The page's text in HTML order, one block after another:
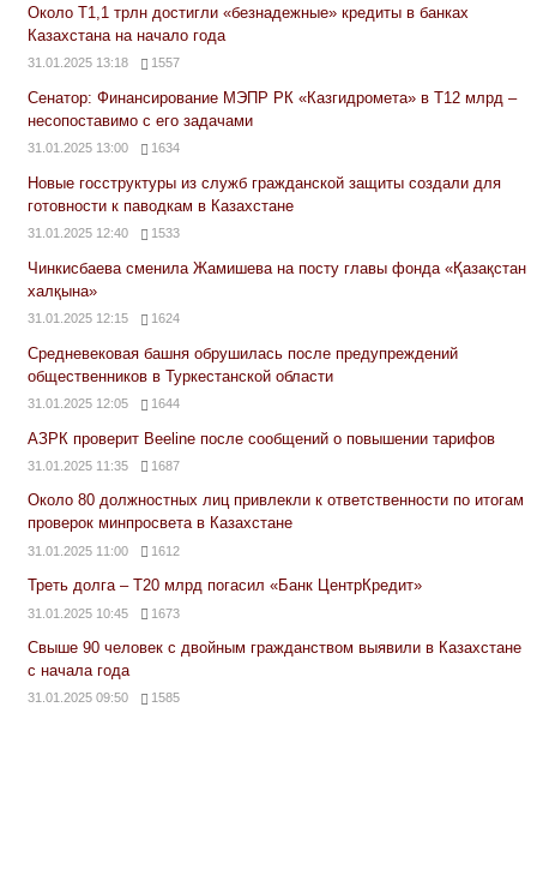
Около Т1,1 трлн достигли «безнадежные» кредиты в банках
Казахстана на начало года
31.01.2025 13:18 1557
Сенатор: Финансирование МЭПР РК «Казгидромета» в Т12 млрд –
несопоставимо с его задачами
31.01.2025 13:00 1634
Новые госструктуры из служб гражданской защиты создали для
готовности к паводкам в Казахстане
31.01.2025 12:40 1533
Чинкисбаева сменила Жамишева на посту главы фонда «Қазақстан
халқына»
31.01.2025 12:15 1624
Средневековая башня обрушилась после предупреждений
общественников в Туркестанской области
31.01.2025 12:05 1644
АЗРК проверит Beeline после сообщений о повышении тарифов
31.01.2025 11:35 1687
Около 80 должностных лиц привлекли к ответственности по итогам
проверок минпросвета в Казахстане
31.01.2025 11:00 1612
Треть долга – Т20 млрд погасил «Банк ЦентрКредит»
31.01.2025 10:45 1673
Свыше 90 человек с двойным гражданством выявили в Казахстане
с начала года
31.01.2025 09:50 1585